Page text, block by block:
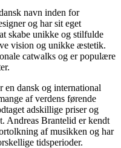
navn inden for
og har sit eget
skabe unikke og stilfulde
vision og unikke æstetik.
catwalks og er populære
en dansk og international
af verdens førende
adskillige priser og
Andreas Brantelid er kendt
af musikken og har
tidsperioder.